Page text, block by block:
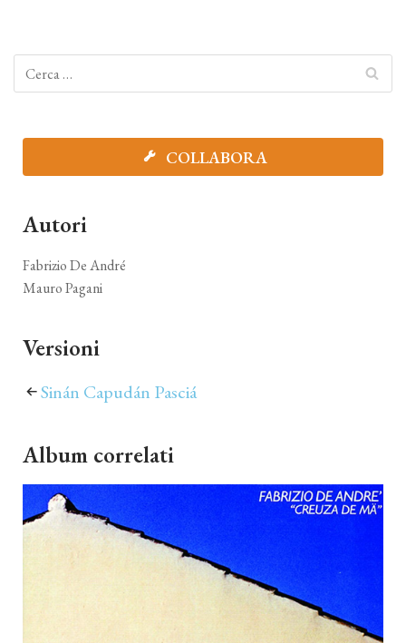
COLLABORA
Autori
Fabrizio De André
Mauro Pagani
Versioni
Sinán Capudán Pasciá
Album correlati